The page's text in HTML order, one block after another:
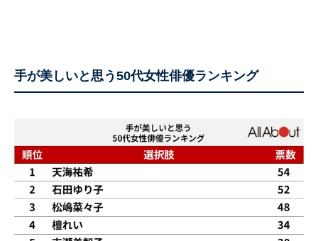
手が美しいと思う50代女性俳優ランキング